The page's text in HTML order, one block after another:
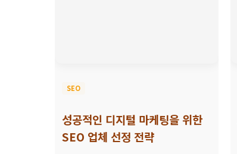
SEO
성공적인 디지털 마케팅을 위한
SEO 업체 선정 전략